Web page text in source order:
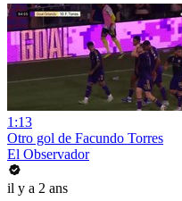
1:13
Otro gol de Facundo Torres
El Observador
il y a 2 ans